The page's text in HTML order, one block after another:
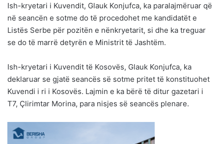
Ish-kryetari i Kuvendit, Glauk Konjufca, ka paralajmëruar që
në seancën e sotme do të procedohet me kandidatët e
Listës Serbe për pozitën e nënkryetarit, si dhe ka treguar
se do të marrë detyrën e Ministrit të Jashtëm.
Ish-kryetari i Kuvendit të Kosovës, Glauk Konjufca, ka
deklaruar se gjatë seancës së sotme pritet të konstituohet
Kuvendi i ri i Kosovës. Lajmin e ka bërë të ditur gazetari i
T7, Çlirimtar Morina, para nisjes së seancës plenare.